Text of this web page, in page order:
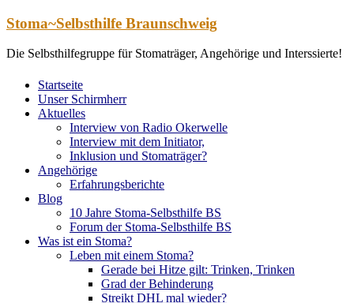
Zum
springen
Stoma~Selbsthilfe Braunschweig
Die Selbsthilfegruppe für Stomaträger, Angehörige und Interssierte!
Startseite
Unser Schirmherr
Aktuelles
Interview von Radio Okerwelle
Interview mit dem Initiator,
Inklusion und Stomaträger?
Angehörige
Erfahrungsberichte
Blog
10 Jahre Stoma-Selbsthilfe BS
Forum der Stoma-Selbsthilfe BS
Was ist ein Stoma?
Leben mit einem Stoma?
Gerade bei Hitze gilt: Trinken, Trinken
Grad der Behinderung
Streikt DHL mal wieder?